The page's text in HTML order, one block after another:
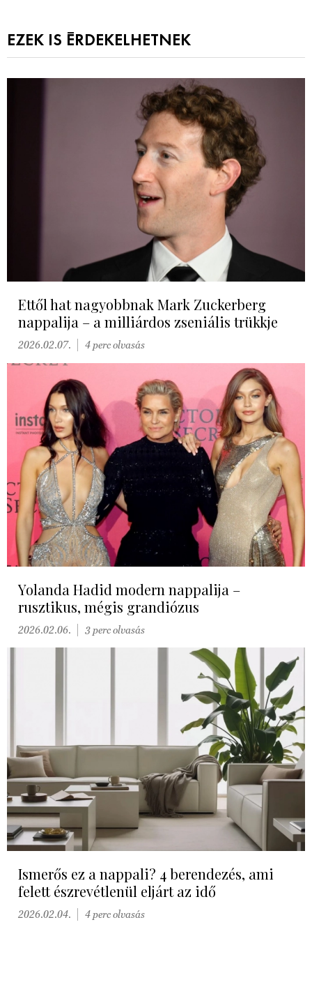
EZEK IS ÉRDEKELHETNEK
Ettől hat nagyobbnak Mark Zuckerberg
nappalija – a milliárdos zseniális trükkje
2026.02.07. 4 perc olvasás
Yolanda Hadid modern nappalija –
rusztikus, mégis grandiózus
2026.02.06. 3 perc olvasás
Ismerős ez a nappali? 4 berendezés, ami
felett észrevétlenül eljárt az idő
2026.02.04. 4 perc olvasás